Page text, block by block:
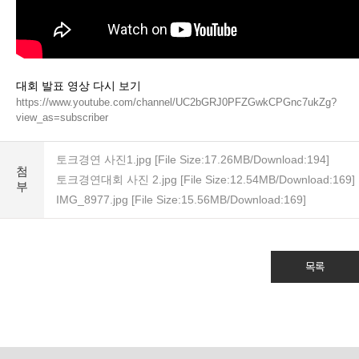
대회 발표 영상 다시 보기
https://www.youtube.com/channel/UC2bGRJ0PFZGwkCPGnc7ukZg?
view_as=subscriber
첨
부
토크경연 사진1.jpg [File Size:17.26MB/Download:194]
토크경연대회 사진 2.jpg [File Size:12.54MB/Download:169]
IMG_8977.jpg [File Size:15.56MB/Download:169]
목록